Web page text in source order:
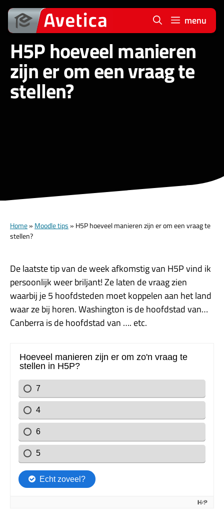
Ga
naar
de
inhoud
menu
H5P hoeveel manieren
zijn er om een vraag te
stellen?
Home» Moodle tips » H5P hoeveel manieren zijn er om een vraag te
stellen?
De laatste tip van de week afkomstig van H5P vind ik
persoonlijk weer briljant! Ze laten de vraag zien
waarbij je 5 hoofdsteden moet koppelen aan het land
waar ze bij horen. Washington is de hoofdstad van…
Canberra is de hoofdstad van …. etc.